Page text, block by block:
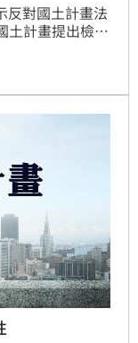
反對國土計畫法
土計畫提出檢討
土計畫法有關
各縣市辦理情